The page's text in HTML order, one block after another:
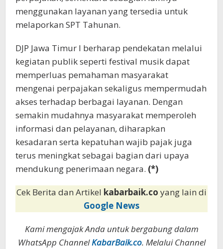
menggunakan layanan yang tersedia untuk
melaporkan SPT Tahunan.
DJP Jawa Timur I berharap pendekatan melalui
kegiatan publik seperti festival musik dapat
memperluas pemahaman masyarakat
mengenai perpajakan sekaligus mempermudah
akses terhadap berbagai layanan. Dengan
semakin mudahnya masyarakat memperoleh
informasi dan pelayanan, diharapkan
kesadaran serta kepatuhan wajib pajak juga
terus meningkat sebagai bagian dari upaya
mendukung penerimaan negara. (*)
Cek Berita dan Artikel kabarbaik.co yang lain di
Google News
Kami mengajak Anda untuk bergabung dalam
WhatsApp ChannelKabarBaik.co. Melalui Channel